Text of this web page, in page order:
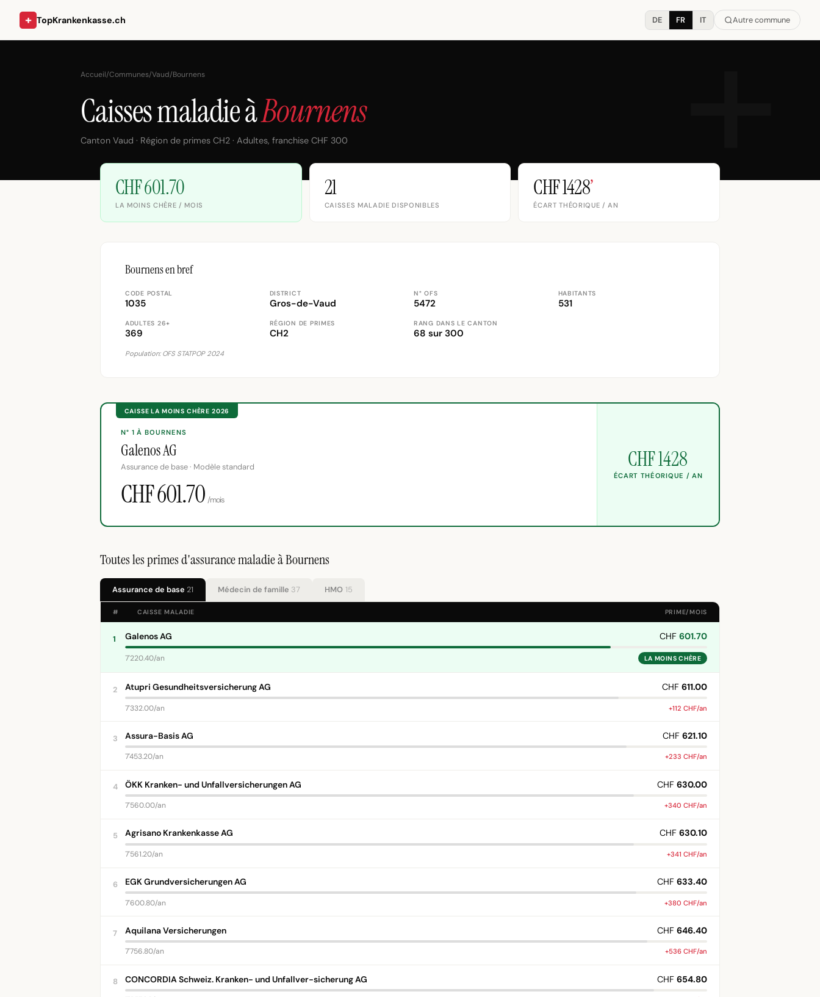
+ TopKrankenkasse.ch DE FR IT Autre commune
Accueil/Communes/Vaud/Bournens
Caisses maladie àBournens
Canton Vaud · Région de primes CH2 · Adultes, franchise CHF 300
CHF 601.70
LA MOINS CHÈRE / MOIS
21
CAISSES MALADIE DISPONIBLES
CHF 1428’
ÉCART THÉORIQUE / AN
Bournens en bref
CODE POSTAL
1035
DISTRICT
Gros-de-Vaud
N° OFS
5472
HABITANTS
531
ADULTES 26+
369
RÉGION DE PRIMES
CH2
RANG DANS LE CANTON
68 sur 300
Population: OFS STATPOP 2024
CAISSE LA MOINS CHÈRE 2026
N° 1 À BOURNENS
Galenos AG
Assurance de base · Modèle standard
CHF 601.70 /mois
CHF 1428
ÉCART THÉORIQUE / AN
Toutes les primes d'assurance maladie à Bournens
Assurance de base 21 Médecin de famille 37 HMO 15
# CAISSE MALADIE PRIME/MOIS
1 Galenos AG CHF 601.70
7'220.40/an LA MOINS CHÈRE
2 Atupri Gesundheitsversicherung AG CHF 611.00
7'332.00/an +112 CHF/an
3 Assura-Basis AG CHF 621.10
7'453.20/an +233 CHF/an
4 ÖKK Kranken- und Unfallversicherungen AG CHF 630.00
7'560.00/an +340 CHF/an
5 Agrisano Krankenkasse AG CHF 630.10
7'561.20/an +341 CHF/an
6 EGK Grundversicherungen AG CHF 633.40
7'600.80/an +380 CHF/an
7 Aquilana Versicherungen CHF 646.40
7'756.80/an +536 CHF/an
8 CONCORDIA Schweiz. Kranken- und Unfallver-sicherung AG CHF 654.80